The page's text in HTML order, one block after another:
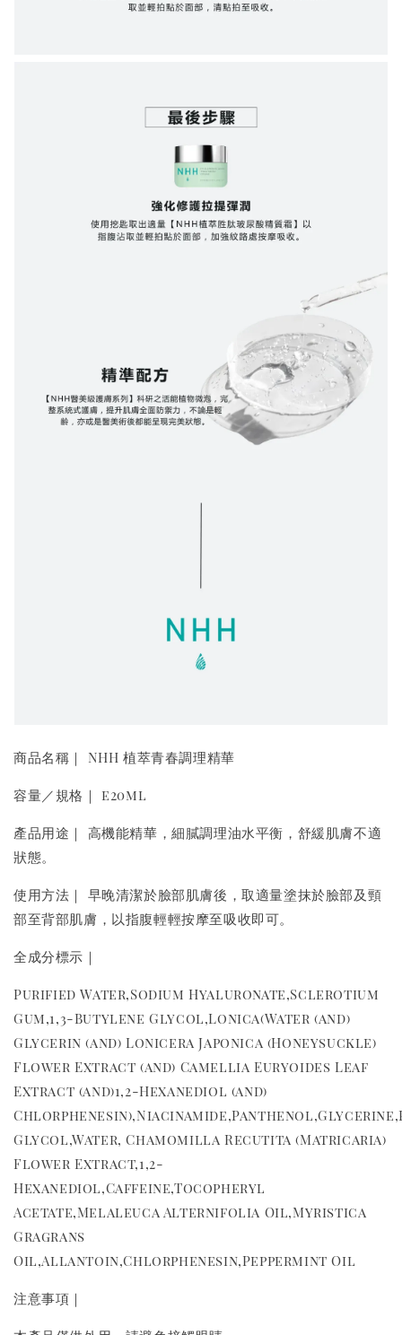
商品名稱｜ NHH 植萃青春調理精華
容量／規格｜ e20ml
產品用途｜ 高機能精華，細膩調理油水平衡，舒緩肌膚不適
狀態。
使用方法｜ 早晚清潔於臉部肌膚後，取適量塗抹於臉部及頸
部至背部肌膚，以指腹輕輕按摩至吸收即可。
全成分標示｜
Purified Water,Sodium Hyaluronate,Sclerotium
Gum,1,3-Butylene Glycol,Lonica(Water (and)
Glycerin (and) Lonicera Japonica (Honeysuckle)
Flower Extract (and) Camellia Euryoides Leaf
Extract (and)1,2-Hexanediol (and)
Glycol,Water, Chamomilla Recutita (Matricaria)
Flower Extract,1,2-
Hexanediol,Caffeine,Tocopheryl
Acetate,Melaleuca Alternifolia Oil,Myristica
Gragrans
Oil,Allantoin,Chlorphenesin,Peppermint Oil
注意事項｜